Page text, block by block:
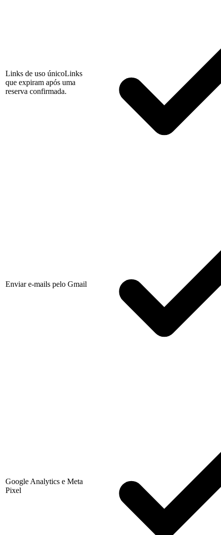
Links de uso únicoLinks
que expiram após uma
reserva confirmada.
Enviar e-mails pelo Gmail
Google Analytics e Meta
Pixel